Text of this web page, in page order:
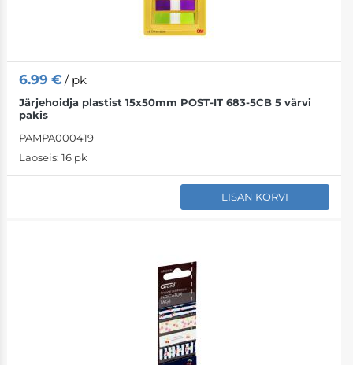
6.99 €/ pk
Järjehoidja plastist 15x50mm POST-IT 683-5CB 5 värvi
pakis
PAMPA000419
Laoseis: 16 pk
LISAN KORVI